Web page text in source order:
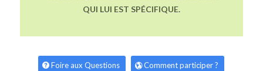
QUI LUI EST SPÉCIFIQUE.
Foire aux Questions Comment participer ?